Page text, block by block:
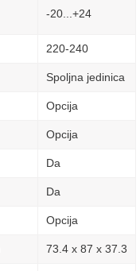
-20...+24
220-240
Spoljna jedinica
Opcija
Opcija
Da
Da
Opcija
73.4 x 87 x 37.3